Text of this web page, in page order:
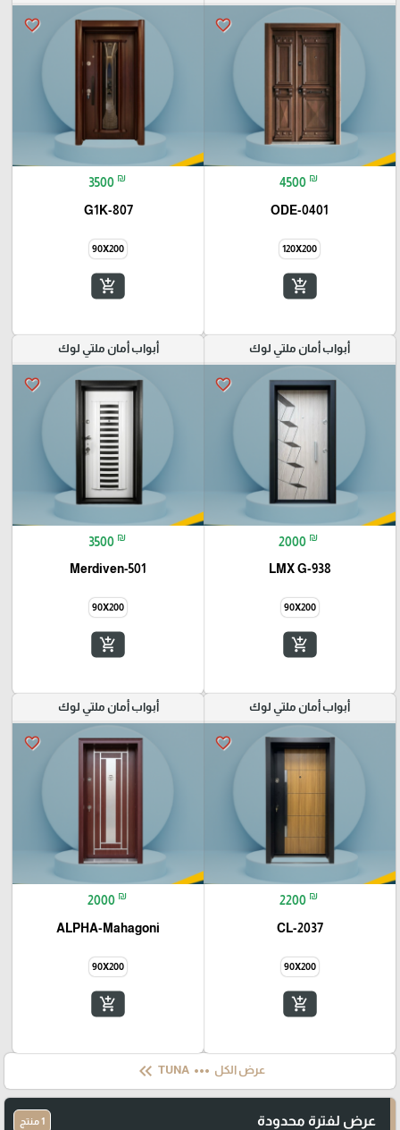
favorite_border
4500 ₪
ODE-0401
120X200
add_shopping_cart
favorite_border
3500 ₪
G1K-807
90X200
add_shopping_cart
أبواب أمان ملتي لوك
favorite_border
2000 ₪
LMX G-938
90X200
add_shopping_cart
أبواب أمان ملتي لوك
favorite_border
3500 ₪
Merdiven-501
90X200
add_shopping_cart
أبواب أمان ملتي لوك
favorite_border
2200 ₪
CL-2037
90X200
add_shopping_cart
أبواب أمان ملتي لوك
favorite_border
2000 ₪
ALPHA-Mahagoni
90X200
add_shopping_cart
عرض الكل more_horiz
keyboard_double_arrow_left
عرض لفترة محدودة 1 منتج